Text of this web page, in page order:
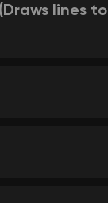
lines to